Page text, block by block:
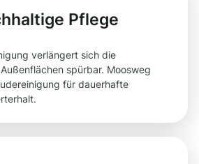
Pflege
verlängert sich die
spürbar. Moosweg
für dauerhafte